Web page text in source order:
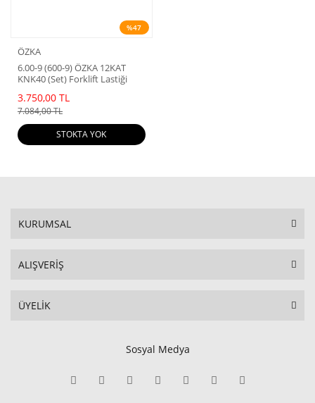
%47
ÖZKA
6.00-9 (600-9) ÖZKA 12KAT
KNK40 (Set) Forklift Lastiği
3.750,00 TL
7.084,00 TL
STOKTA YOK
KURUMSAL
ALIŞVERİŞ
ÜYELİK
Sosyal Medya